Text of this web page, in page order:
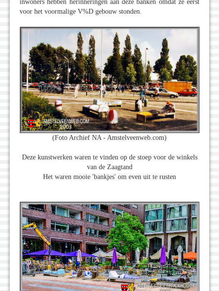
inwoners hebben herinneringen aan deze banken omdat ze eerst
voor het voormalige V%D gebouw stonden.
(Foto Archief NA - Amstelveenweb.com)
Deze kunstwerken waren te vinden op de stoep voor de winkels
van de Zaagtand
Het waren mooie 'bankjes' om even uit te rusten